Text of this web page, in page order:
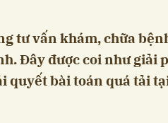
tư vấn khám, chữa
Đây được coi như giải
quyết bài toán quá tải